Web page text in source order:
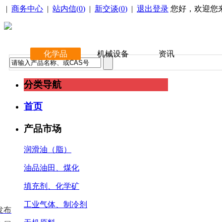
| 商务中心 | 站内信(0) | 新交谈(0) | 退出登录 您好，欢迎您
化学品 机械设备 资讯
分类导航
首页
产品市场
润滑油（脂）
油品油田、煤化
填充剂、化学矿
工业气体、制冷剂
布